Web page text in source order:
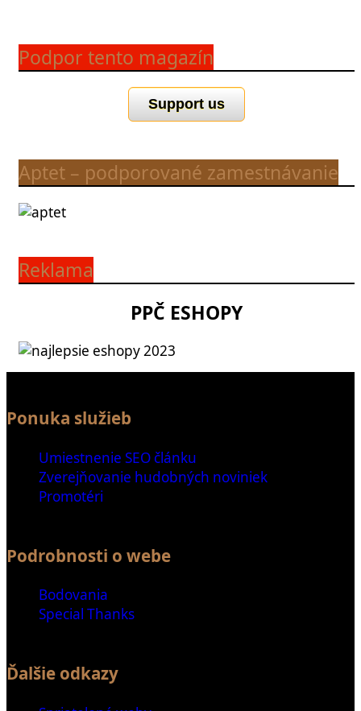
Podpor tento magazín
Support us
Aptet – podporované zamestnávanie
Reklama
PPČ ESHOPY
Ponuka služieb
Umiestnenie SEO článku
Zverejňovanie hudobných noviniek
Promotéri
Podrobnosti o webe
Bodovania
Special Thanks
Ďalšie odkazy